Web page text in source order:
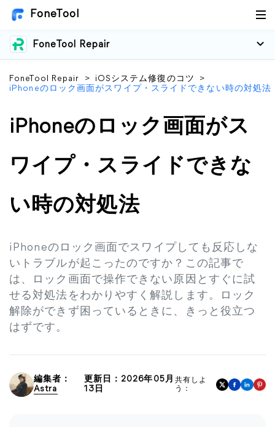
FoneTool
FoneTool Repair
FoneTool Repair > iOSシステム修復のコツ
>
iPhoneのロック画面がスワイプ・スライドできない時の対処法
iPhoneのロック画面がス
ワイプ・スライドできな
い時の対処法
iPhoneのロック画面でスワイプしても反応しな
いトラブルが起こったのですか？この記事で
は、ロック画面で操作できない原因とすぐに試
せる対処法をわかりやすく解説します。ロック
解除ができず困っているときに、きっと役立つ
はずです。
編集者：
Astra
更新日：2026年05月
13日
共有しよ
う：